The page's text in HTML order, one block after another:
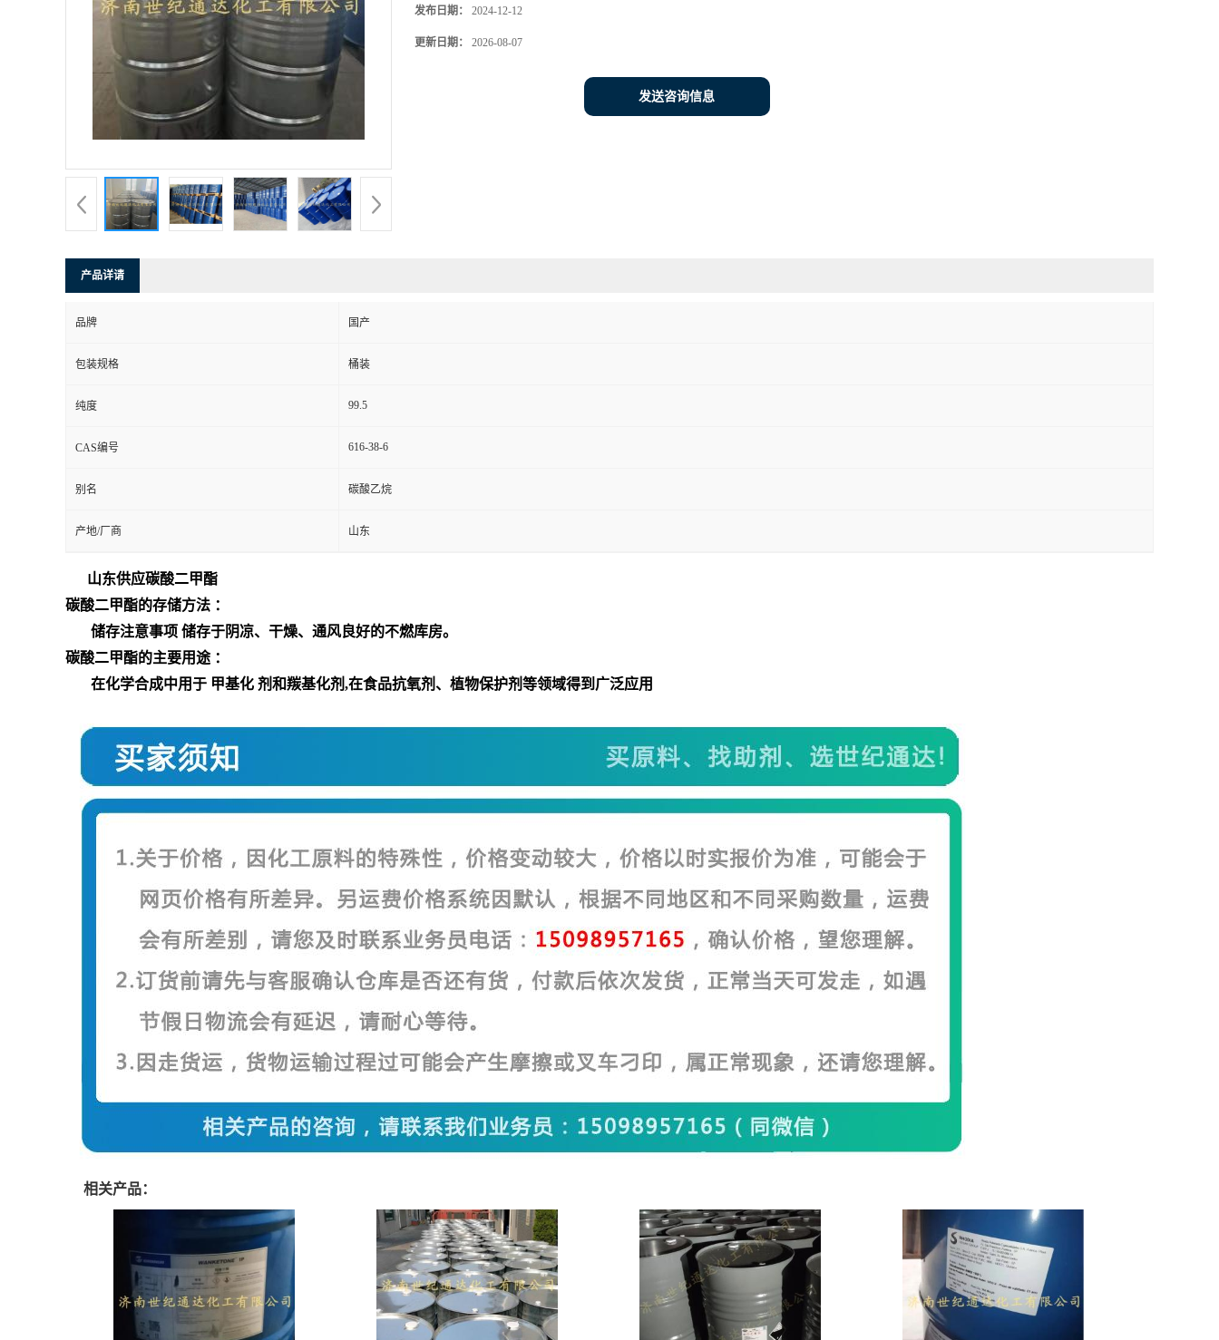
发布日期： 2024-12-12
更新日期： 2026-08-07
发送咨询信息
产品详请
品牌 国产
包装规格 桶装
纯度 99.5
CAS编号 616-38-6
别名 碳酸乙烷
产地/厂商 山东
山东供应碳酸二甲酯
碳酸二甲酯的存储方法 ：
储存注意事项 储存于阴凉、干燥、通风良好的不燃库房。
碳酸二甲酯的主要用途 ：
在化学合成中用于 甲基化 剂和羰基化剂,在食品抗氧剂、植物保护剂等领域得到广泛应用
相关产品：